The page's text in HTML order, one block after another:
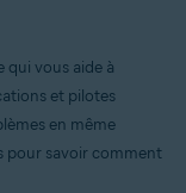
qui vous aide à
et pilotes
en même
pour savoir comment